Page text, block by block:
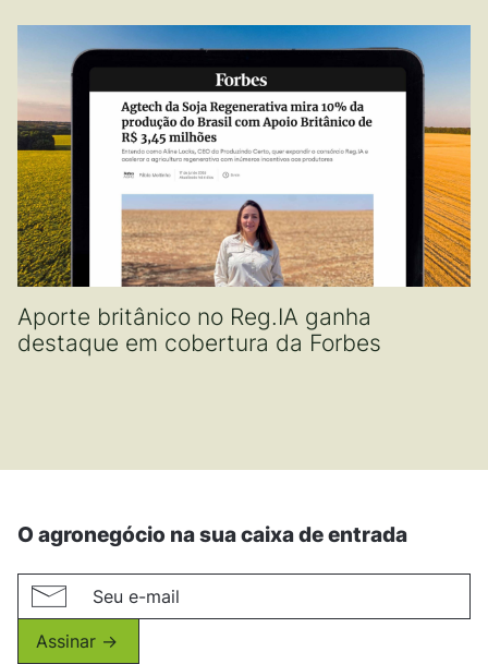
Aporte britânico no Reg.IA ganha
destaque em cobertura da Forbes
O agronegócio na sua caixa de entrada
Assinar ->